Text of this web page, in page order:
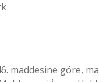
maddesine göre,